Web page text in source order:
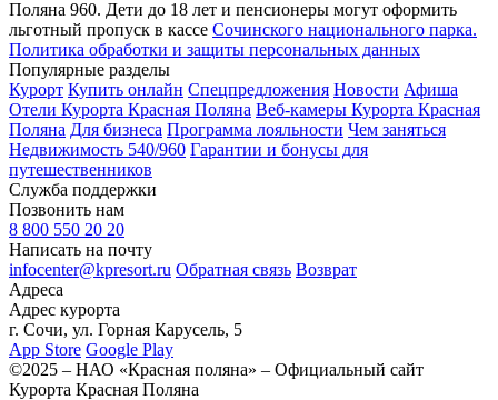
Поляна 960. Дети до 18 лет и пенсионеры могут оформить
льготный пропуск в кассе Сочинского национального парка.
Политика обработки и защиты персональных данных
Популярные разделы
Курорт Купить онлайн Спецпредложения Новости Афиша
Отели Курорта Красная Поляна Веб-камеры Курорта Красная
Поляна Для бизнеса Программа лояльности Чем заняться
Недвижимость 540/960 Гарантии и бонусы для
путешественников
Служба поддержки
Позвонить нам
8 800 550 20 20
Написать на почту
infocenter@kpresort.ru Обратная связь Возврат
Адреса
Адрес курорта
г. Сочи, ул. Горная Карусель, 5
App Store Google Play
©2025 – НАО «Красная поляна» – Официальный сайт
Курорта Красная Поляна